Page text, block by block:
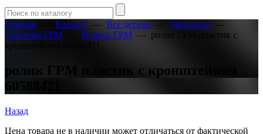
Главная Каталог — Все детали — Двигатель —
Система ГРМ
Ролики ГРМ — ролик ГРМ пластик с
кронштейном 60588421
ролик ГРМ пластик с кронштейном
60588421
Назад
Цена товара не в наличии может отличаться от фактической